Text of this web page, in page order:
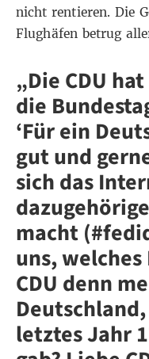
nicht rentieren. Die
Flughäfen betrug
„Die CDU
die
‘Für ein
gut und
sich das
macht
uns,
CDU denn
letztes Jahr